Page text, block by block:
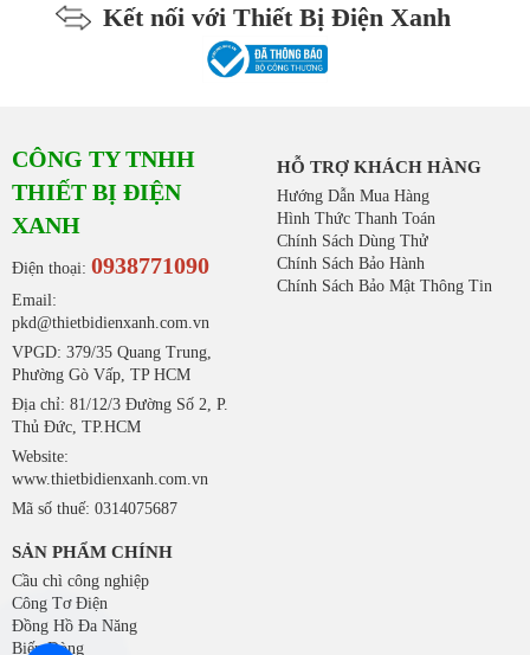
Kết nối với Thiết Bị Điện Xanh
CÔNG TY TNHH
THIẾT BỊ ĐIỆN
XANH
Điện thoại: 0938771090
Email:
pkd@thietbidienxanh.com.vn
VPGD: 379/35 Quang Trung,
Phường Gò Vấp, TP HCM
Địa chỉ: 81/12/3 Đường Số 2, P.
Thủ Đức, TP.HCM
Website:
www.thietbidienxanh.com.vn
Mã số thuế: 0314075687
HỖ TRỢ KHÁCH HÀNG
Hướng Dẫn Mua Hàng
Hình Thức Thanh Toán
Chính Sách Dùng Thử
Chính Sách Bảo Hành
Chính Sách Bảo Mật Thông Tin
SẢN PHẨM CHÍNH
Cầu chì công nghiệp
Công Tơ Điện
Đồng Hồ Đa Năng
Biến Dòng